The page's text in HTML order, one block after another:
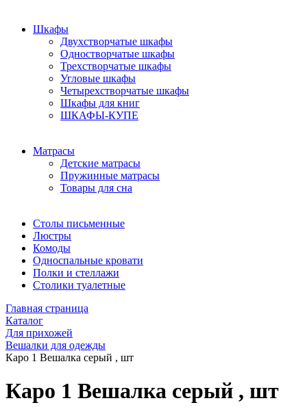
Шкафы
Двухстворчатые шкафы
Одностворчатые шкафы
Трехстворчатые шкафы
Угловые шкафы
Четырехстворчатые шкафы
Шкафы для книг
ШКАФЫ-КУПЕ
Матрасы
Детские матрасы
Пружинные матрасы
Товары для сна
Столы письменные
Люстры
Комоды
Односпальные кровати
Полки и стеллажи
Столики туалетные
Главная страница
Каталог
Для прихожей
Вешалки для одежды
Каро 1 Вешалка серый , шт
Каро 1 Вешалка серый , шт